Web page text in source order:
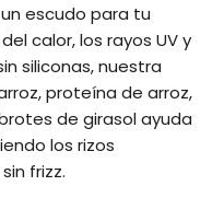
escudo para tu
calor, los rayos UV y
siliconas, nuestra
proteína de arroz,
de girasol ayuda
los rizos
frizz.